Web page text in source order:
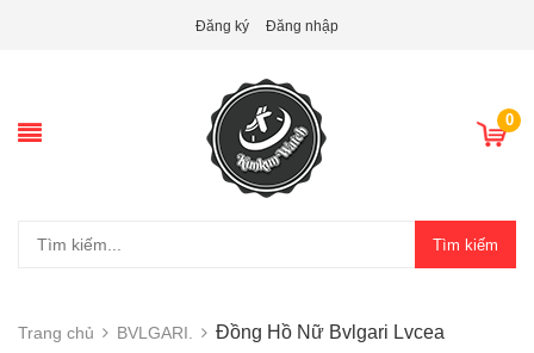
Đăng ký Đăng nhập
0
Tìm kiếm
Trang chủ BVLGARI.
Đồng Hồ Nữ Bvlgari Lvcea